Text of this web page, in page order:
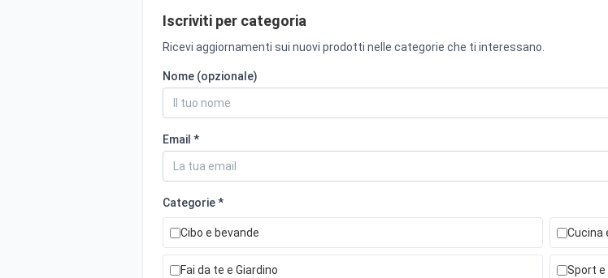
Iscriviti per categoria
Ricevi aggiornamenti sui nuovi prodotti nelle categorie che ti interessano.
Nome (opzionale)
Email *
Categorie *
Cibo e bevande Cucina
Fai da te e Giardino Sport e